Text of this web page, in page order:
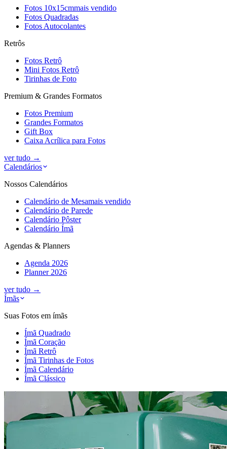
Fotos 10x15cmmais vendido
Fotos Quadradas
Fotos Autocolantes
Retrôs
Fotos Retrô
Mini Fotos Retrô
Tirinhas de Foto
Premium & Grandes Formatos
Fotos Premium
Grandes Formatos
Gift Box
Caixa Acrílica para Fotos
ver tudo →
Calendários
Nossos Calendários
Calendário de Mesamais vendido
Calendário de Parede
Calendário Pôster
Calendário Ímã
Agendas & Planners
Agenda 2026
Planner 2026
ver tudo →
Ímãs
Suas Fotos em ímãs
Ímã Quadrado
Ímã Coração
Ímã Retrô
Ímã Tirinhas de Fotos
Ímã Calendário
Ímã Clássico